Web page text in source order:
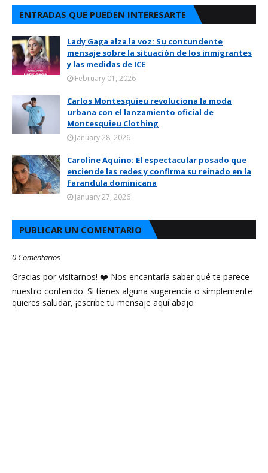
ENTRADAS QUE PUEDEN INTERESARTE
Lady Gaga alza la voz: Su contundente
mensaje sobre la situación de los inmigrantes
y las medidas de ICE
February 01, 2026
Carlos Montesquieu revoluciona la moda
urbana con el lanzamiento oficial de
Montesquieu Clothing
January 28, 2026
Caroline Aquino: El espectacular posado que
enciende las redes y confirma su reinado en la
farandula dominicana
January 27, 2026
PUBLICAR UN COMENTARIO
0 Comentarios
Gracias por visitarnos! ❤️ Nos encantaría saber qué te parece
nuestro contenido. Si tienes alguna sugerencia o simplemente
quieres saludar, ¡escribe tu mensaje aquí abajo